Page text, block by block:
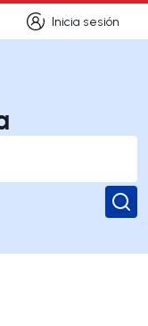
Inicia sesión
Inicia sesión